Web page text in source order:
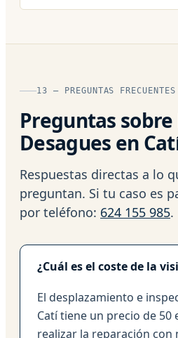
13 — PREGUNTAS FRECUENTES
Preguntas
Desagues en
Respuestas directas a lo
preguntan. Si tu caso es
por teléfono: 624 155 985.
¿Cuál es el coste de la
El desplazamiento e
Catí tiene un precio de 50
realizar la reparación con